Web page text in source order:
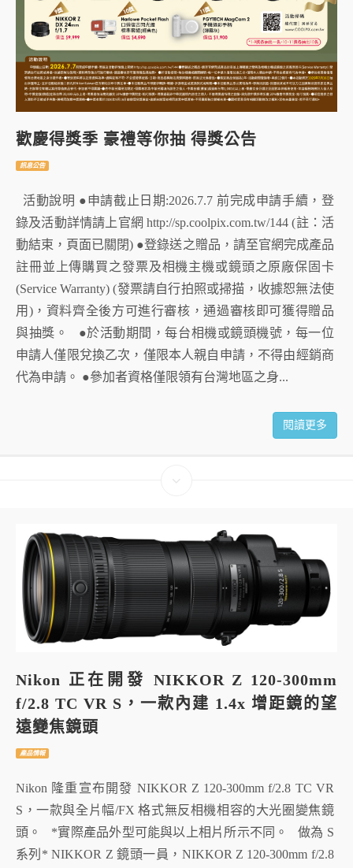
歡慶得獎季 豪禮等你抽 得獎公告
訊息公告
活動說明 ●申請截止日期:2026.7.7 前完成申請手續，登
錄及活動詳情請上官網 http://sp.coolpix.com.tw/144 (註：活
動結束，頁面已關閉) ●登錄送之贈品，請至官網完成產品
註冊並上傳購買之發票及相機主機或鏡頭之原廠保固卡
(Service Warranty) (發票請自行拍照或掃描，收據恕無法使
用)，資料齊全後方可進行審核，通過審核即可獲得贈品
與抽獎。 ●於活動期間，每台相機或鏡頭機號，每一位
申請人僅限兌換乙次，僅限本人親自申請，不得由經銷商
代為申請。 ●參加者資格僅限領有台灣地區之身...
閱讀更多
Nikon 正在開發 NIKKOR Z 120-300mm
f/2.8 TC VR S，一款內建 1.4x 增距鏡的望
遠變焦鏡頭
產品情報
Nikon 隆重宣布開發 NIKKOR Z 120-300mm f/2.8 TC VR
S，一款與全片幅/FX 格式無反相機相容的大光圈變焦鏡
頭。 *實際產品外型可能與以上相片所示不同。 做為 S
系列* NIKKOR Z 鏡頭一員，NIKKOR Z 120-300mm f/2.8